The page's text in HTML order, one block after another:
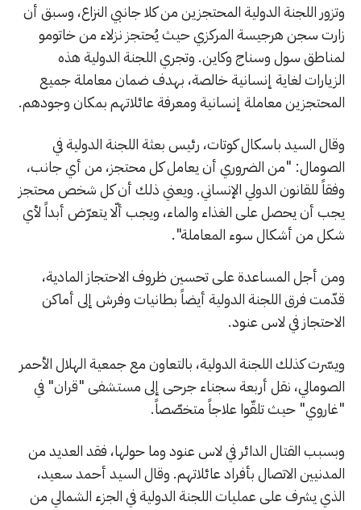
وتزور اللجنة الدولية المحتجزين من كلا جانبي النزاع، وسبق أن
زارت سجن هرجيسة المركزي حيث يُحتجز نزلاء من خاتومو
لمناطق سول وسناج وكاين. وتجري اللجنة الدولية هذه
الزيارات لغاية إنسانية خالصة، بهدف ضمان معاملة جميع
المحتجزين معاملة إنسانية ومعرفة عائلاتهم بمكان وجودهم.
وقال السيد باسكال كوتات، رئيس بعثة اللجنة الدولية في
الصومال: "من الضروري أن يعامل كل محتجز، من أي جانب،
وفقاً للقانون الدولي الإنساني. ويعني ذلك أن كل شخص محتجز
يجب أن يحصل على الغذاء والماء، ويجب ألّا يتعرّض أبداً لأي
شكل من أشكال سوء المعاملة".
ومن أجل المساعدة على تحسين ظروف الاحتجاز المادية،
قدّمت فرق اللجنة الدولية أيضاً بطانيات وفرش إلى أماكن
الاحتجاز في لاس عنود.
ويسّرت كذلك اللجنة الدولية، بالتعاون مع جمعية الهلال الأحمر
الصومالي، نقل أربعة سجناء جرحى إلى مستشفى "قران" في
"غاروي" حيث تلقّوا علاجاً متخصّصاً.
وبسبب القتال الدائر في لاس عنود وما حولها، فقد العديد من
المدنيين الاتصال بأفراد عائلاتهم. وقال السيد أحمد سعيد،
الذي يشرف على عمليات اللجنة الدولية في الجزء الشمالي من